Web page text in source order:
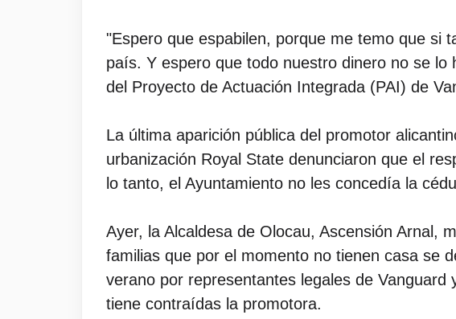
"Espero que espabilen, porque me temo que si
país. Y espero que todo nuestro dinero no se
del Proyecto de Actuación Integrada (PAI) de
La última aparición pública del promotor
urbanización Royal State denunciaron que el
lo tanto, el Ayuntamiento no les concedía la
Ayer, la Alcaldesa de Olocau, Ascensión Arnal,
familias que por el momento no tienen casa se
verano por representantes legales de
tiene contraídas la promotora.